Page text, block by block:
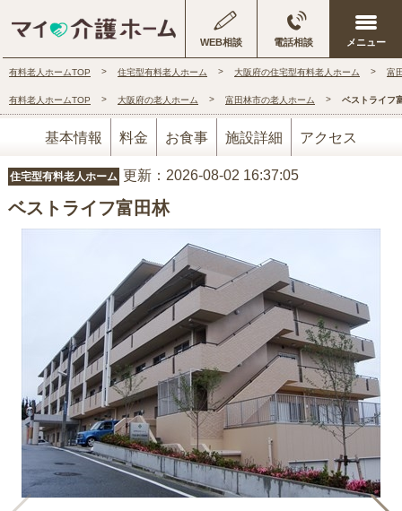
WEB相談 電話相談
有料老人ホームTOP 住宅型有料老人ホーム 大阪府の住宅型有料老人ホーム 富
有料老人ホームTOP 大阪府の老人ホーム 富田林市の老人ホーム ベストライフ
基本情報 料金 お食事 施設詳細 アクセス
住宅型有料老人ホーム 更新：2026-08-02 16:37:05
ベストライフ富田林